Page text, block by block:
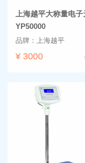
上海越平大称量电
YP50000
品牌：上海越平
¥ 3000